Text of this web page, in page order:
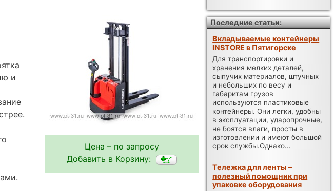
Цена – по запросу
Добавить в Корзину:
и
Последние статьи:
Вкладываемые контейнеры
INSTORE в Пятигорске
Для транспортировки и
хранения мелких деталей,
сыпучих материалов, штучных
и небольших по весу и
габаритам грузов
используются пластиковые
контейнеры. Они легки, удобны
в эксплуатации, ударопрочные,
не боятся влаги, просты в
изготовлении и имеют большой
срок службы.Однако...
Тележка для ленты –
полезный помощник при
упаковке оборудования